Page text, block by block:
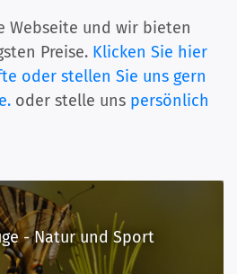
Webseite und wir bieten
Preise. Klicken Sie hier
oder stellen Sie uns gern
oder stelle uns persönlich
- Natur und Sport